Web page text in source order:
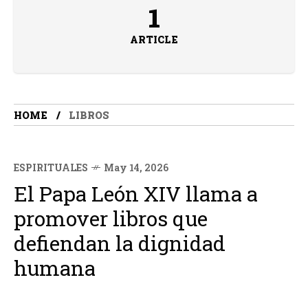
1
ARTICLE
HOME LIBROS
ESPIRITUALES May 14, 2026
El Papa León XIV llama a
promover libros que
defiendan la dignidad
humana